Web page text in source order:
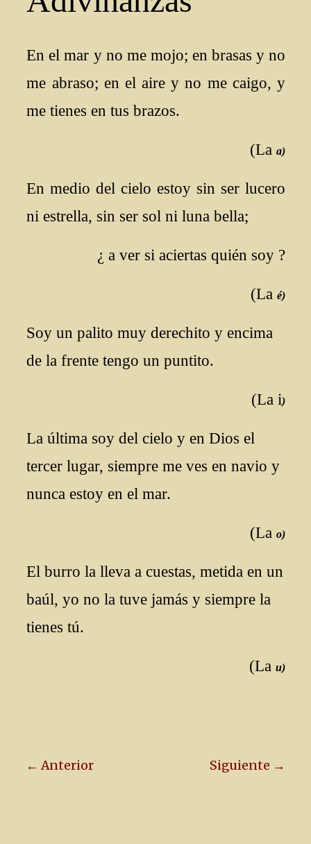
En el mar y no me mojo; en brasas y no
me abraso; en el aire y no me caigo, y
me tienes en tus brazos.
(La a)
En medio del cielo estoy sin ser lucero
ni estrella, sin ser sol ni luna bella;
¿ a ver si aciertas quién soy ?
(La é)
Soy un palito muy derechito y encima
de la frente tengo un puntito.
(La i)
La última soy del cielo y en Dios el
tercer lugar, siempre me ves en navio y
nunca estoy en el mar.
(La o)
El burro la lleva a cuestas, metida en un
baúl, yo no la tuve jamás y siempre la
tienes tú.
(La u)
← Anterior Siguiente →